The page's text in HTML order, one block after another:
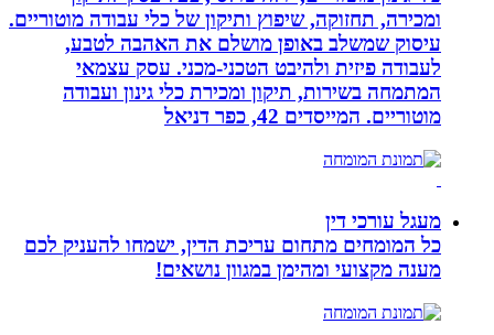
ומכירה, תחזוקה, שיפוץ ותיקון של כלי עבודה מוטוריים.
עיסוק שמשלב באופן מושלם את האהבה לטבע,
לעבודה פיזית ולהיבט הטכני-מכני. עסק עצמאי
המתמחה בשירות, תיקון ומכירת כלי גינון ועבודה
מוטוריים. המייסדים 42, כפר דניאל
מעגל עורכי דין
כל המומחים מתחום עריכת הדין, ישמחו להעניק לכם
מענה מקצועי ומהימן במגוון נושאים!